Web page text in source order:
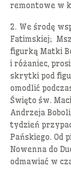
remontowe w
2. We środę
Fatimskiej;
figurką Matki
i różaniec,
skrytki pod
omodlić
Święto św.
Andrzeja
tydzień
Pańskiego. Od
Nowenna do
odmawiać w